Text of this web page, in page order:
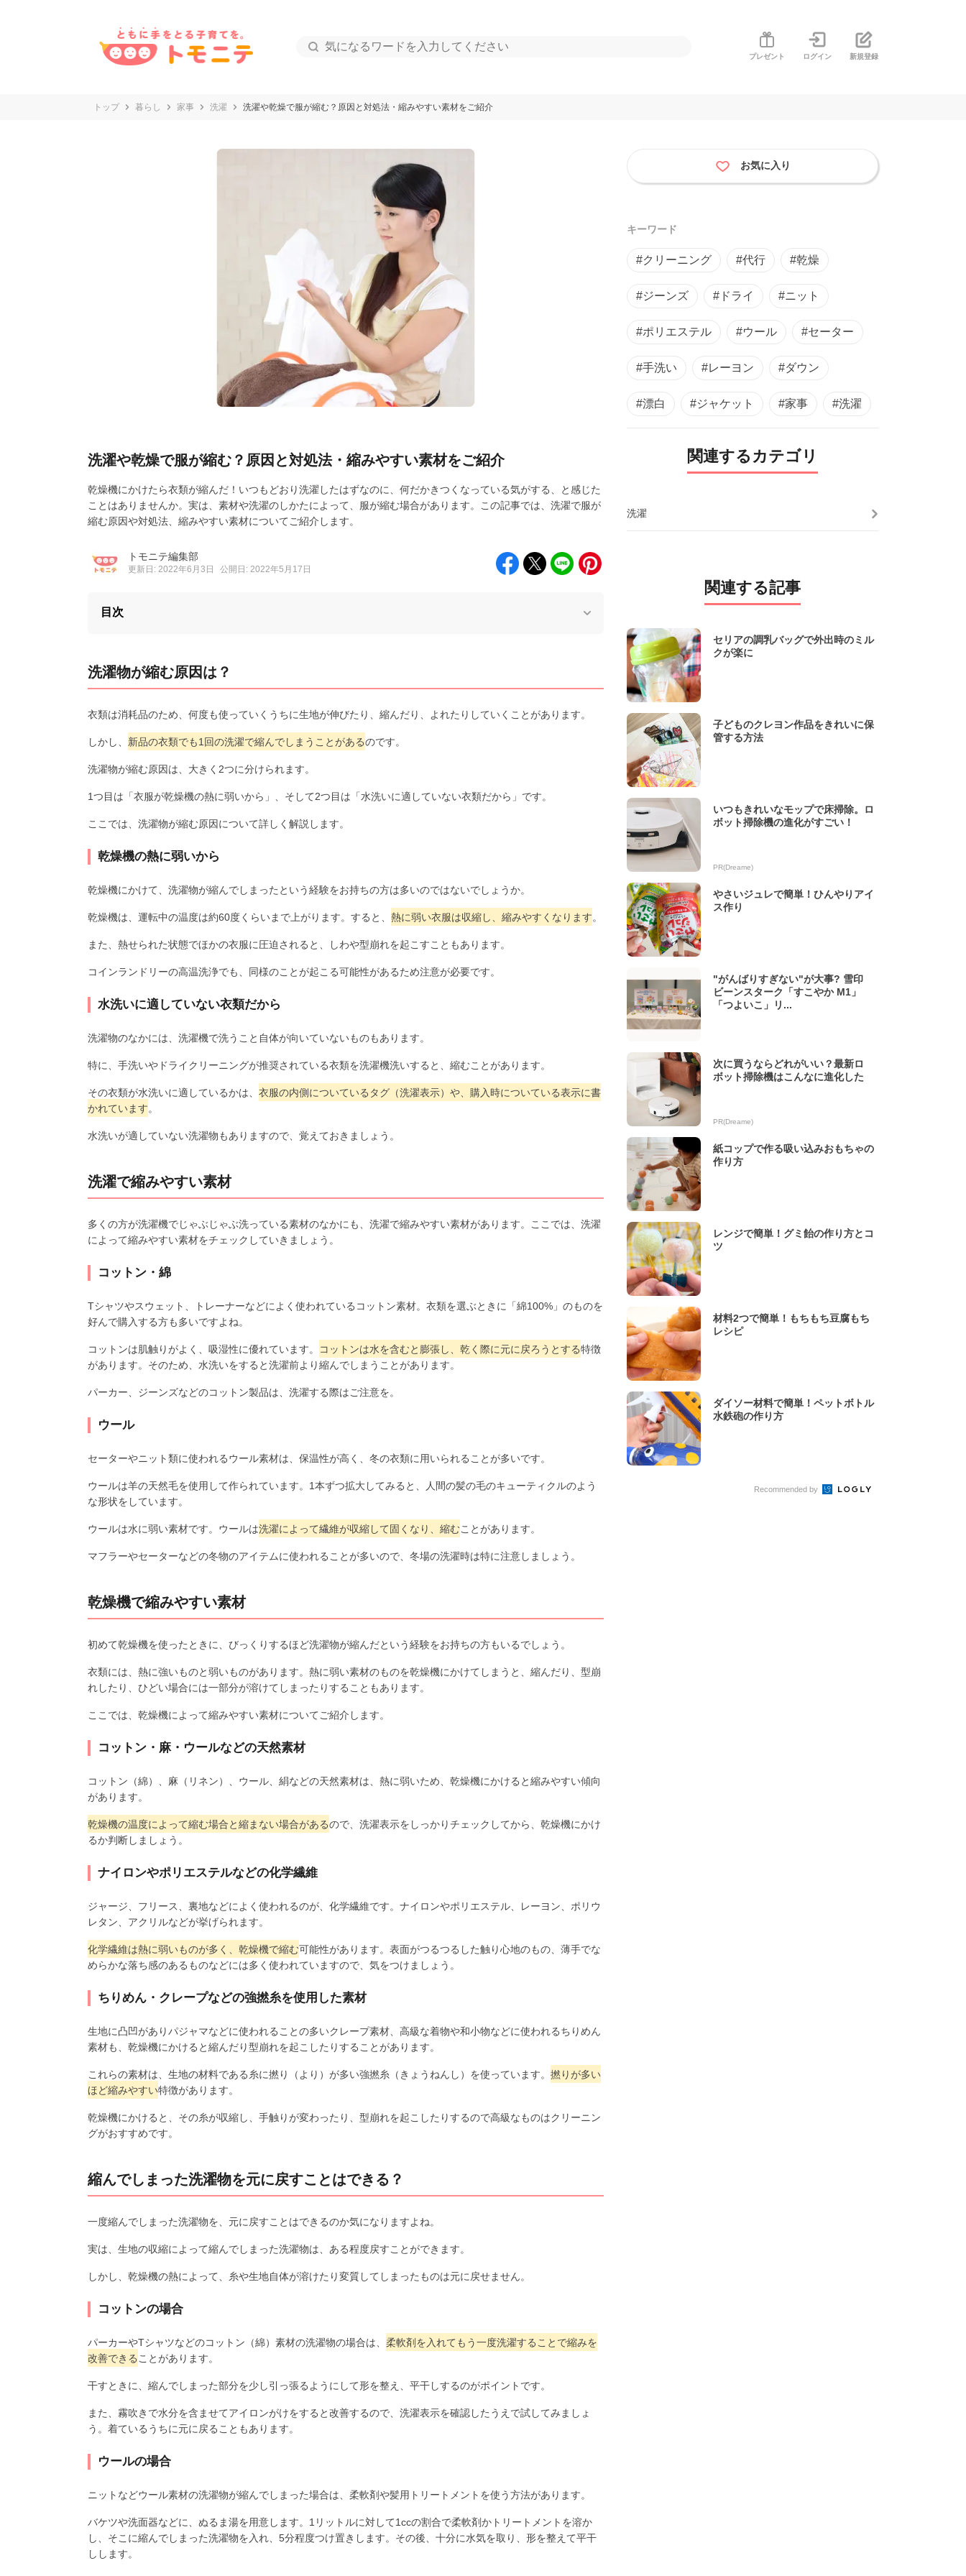
プレゼント ログイン 新規登録
トップ 暮らし 家事 洗濯 洗濯や乾燥で服が縮む？原因と対処法・縮みやすい素材をご紹介
洗濯や乾燥で服が縮む？原因と対処法・縮みやすい素材をご紹介
乾燥機にかけたら衣類が縮んだ！いつもどおり洗濯したはずなのに、何だかきつくなっている気がする、と感じた
ことはありませんか。実は、素材や洗濯のしかたによって、服が縮む場合があります。この記事では、洗濯で服が
縮む原因や対処法、縮みやすい素材についてご紹介します。
トモニテ編集部
更新日: 2022年6月3日 公開日: 2022年5月17日
目次
洗濯物が縮む原因は？
衣類は消耗品のため、何度も使っていくうちに生地が伸びたり、縮んだり、よれたりしていくことがあります。
しかし、 新品の衣類でも1回の洗濯で縮んでしまうことがあるのです。
洗濯物が縮む原因は、大きく2つに分けられます。
1つ目は「衣服が乾燥機の熱に弱いから」、そして2つ目は「水洗いに適していない衣類だから」です。
ここでは、洗濯物が縮む原因について詳しく解説します。
乾燥機の熱に弱いから
乾燥機にかけて、洗濯物が縮んでしまったという経験をお持ちの方は多いのではないでしょうか。
乾燥機は、運転中の温度は約60度くらいまで上がります。すると、 熱に弱い衣服は収縮し、縮みやすくなります。
また、熱せられた状態でほかの衣服に圧迫されると、しわや型崩れを起こすこともあります。
コインランドリーの高温洗浄でも、同様のことが起こる可能性があるため注意が必要です。
水洗いに適していない衣類だから
洗濯物のなかには、洗濯機で洗うこと自体が向いていないものもあります。
特に、手洗いやドライクリーニングが推奨されている衣類を洗濯機洗いすると、縮むことがあります。
その衣類が水洗いに適しているかは、 衣服の内側についているタグ（洗濯表示）や、購入時についている表示に書
かれています。
水洗いが適していない洗濯物もありますので、覚えておきましょう。
洗濯で縮みやすい素材
多くの方が洗濯機でじゃぶじゃぶ洗っている素材のなかにも、洗濯で縮みやすい素材があります。ここでは、洗濯
によって縮みやすい素材をチェックしていきましょう。
コットン・綿
Tシャツやスウェット、トレーナーなどによく使われているコットン素材。衣類を選ぶときに「綿100%」のものを
好んで購入する方も多いですよね。
コットンは肌触りがよく、吸湿性に優れています。 コットンは水を含むと膨張し、乾く際に元に戻ろうとする特徴
があります。そのため、水洗いをすると洗濯前より縮んでしまうことがあります。
パーカー、ジーンズなどのコットン製品は、洗濯する際はご注意を。
ウール
セーターやニット類に使われるウール素材は、保温性が高く、冬の衣類に用いられることが多いです。
ウールは羊の天然毛を使用して作られています。1本ずつ拡大してみると、人間の髪の毛のキューティクルのよう
な形状をしています。
ウールは水に弱い素材です。ウールは洗濯によって繊維が収縮して固くなり、縮むことがあります。
マフラーやセーターなどの冬物のアイテムに使われることが多いので、冬場の洗濯時は特に注意しましょう。
乾燥機で縮みやすい素材
初めて乾燥機を使ったときに、びっくりするほど洗濯物が縮んだという経験をお持ちの方もいるでしょう。
衣類には、熱に強いものと弱いものがあります。熱に弱い素材のものを乾燥機にかけてしまうと、縮んだり、型崩
れしたり、ひどい場合には一部分が溶けてしまったりすることもあります。
ここでは、乾燥機によって縮みやすい素材についてご紹介します。
コットン・麻・ウールなどの天然素材
コットン（綿）、麻（リネン）、ウール、絹などの天然素材は、熱に弱いため、乾燥機にかけると縮みやすい傾向
があります。
乾燥機の温度によって縮む場合と縮まない場合があるので、洗濯表示をしっかりチェックしてから、乾燥機にかけ
るか判断しましょう。
ナイロンやポリエステルなどの化学繊維
ジャージ、フリース、裏地などによく使われるのが、化学繊維です。ナイロンやポリエステル、レーヨン、ポリウ
レタン、アクリルなどが挙げられます。
化学繊維は熱に弱いものが多く、乾燥機で縮む可能性があります。表面がつるつるした触り心地のもの、薄手でな
めらかな落ち感のあるものなどには多く使われていますので、気をつけましょう。
ちりめん・クレープなどの強撚糸を使用した素材
生地に凸凹がありパジャマなどに使われることの多いクレープ素材、高級な着物や和小物などに使われるちりめん
素材も、乾燥機にかけると縮んだり型崩れを起こしたりすることがあります。
これらの素材は、生地の材料である糸に撚り（より）が多い強撚糸（きょうねんし）を使っています。 撚りが多い
ほど縮みやすい特徴があります。
乾燥機にかけると、その糸が収縮し、手触りが変わったり、型崩れを起こしたりするので高級なものはクリーニン
グがおすすめです。
縮んでしまった洗濯物を元に戻すことはできる？
一度縮んでしまった洗濯物を、元に戻すことはできるのか気になりますよね。
実は、生地の収縮によって縮んでしまった洗濯物は、ある程度戻すことができます。
しかし、乾燥機の熱によって、糸や生地自体が溶けたり変質してしまったものは元に戻せません。
コットンの場合
パーカーやTシャツなどのコットン（綿）素材の洗濯物の場合は、 柔軟剤を入れてもう一度洗濯することで縮みを
改善できる ことがあります。
干すときに、縮んでしまった部分を少し引っ張るようにして形を整え、平干しするのがポイントです。
また、霧吹きで水分を含ませてアイロンがけをすると改善するので、洗濯表示を確認したうえで試してみましょ
う。着ているうちに元に戻ることもあります。
ウールの場合
ニットなどウール素材の洗濯物が縮んでしまった場合は、柔軟剤や髪用トリートメントを使う方法があります。
バケツや洗面器などに、ぬるま湯を用意します。1リットルに対して1ccの割合で柔軟剤かトリートメントを溶か
し、そこに縮んでしまった洗濯物を入れ、5分程度つけ置きします。その後、十分に水気を取り、形を整えて平干
しします。
お気に入り
キーワード
#クリーニング #代行 #乾燥
#ジーンズ #ドライ #ニット
#ポリエステル #ウール #セーター
#手洗い #レーヨン #ダウン
#漂白 #ジャケット #家事 #洗濯
関連するカテゴリ
洗濯
関連する記事
セリアの調乳バッグで外出時のミル
クが楽に
子どものクレヨン作品をきれいに保
管する方法
いつもきれいなモップで床掃除。ロ
ボット掃除機の進化がすごい！
PR(Dreame)
やさいジュレで簡単！ひんやりアイ
ス作り
"がんばりすぎない"が大事? 雪印
ビーンスターク「すこやか M1」
「つよいこ」リ...
次に買うならどれがいい？最新ロ
ボット掃除機はこんなに進化した
PR(Dreame)
紙コップで作る吸い込みおもちゃの
作り方
レンジで簡単！グミ飴の作り方とコ
ツ
材料2つで簡単！もちもち豆腐もち
レシピ
ダイソー材料で簡単！ペットボトル
水鉄砲の作り方
Recommended by